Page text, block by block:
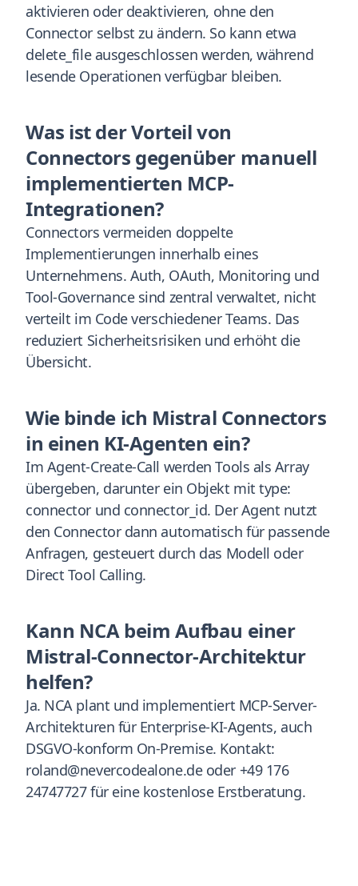
aktivieren oder deaktivieren, ohne den
Connector selbst zu ändern. So kann etwa
delete_file ausgeschlossen werden, während
lesende Operationen verfügbar bleiben.
Was ist der Vorteil von
Connectors gegenüber manuell
implementierten MCP-
Integrationen?
Connectors vermeiden doppelte
Implementierungen innerhalb eines
Unternehmens. Auth, OAuth, Monitoring und
Tool-Governance sind zentral verwaltet, nicht
verteilt im Code verschiedener Teams. Das
reduziert Sicherheitsrisiken und erhöht die
Übersicht.
Wie binde ich Mistral Connectors
in einen KI-Agenten ein?
Im Agent-Create-Call werden Tools als Array
übergeben, darunter ein Objekt mit type:
connector und connector_id. Der Agent nutzt
den Connector dann automatisch für passende
Anfragen, gesteuert durch das Modell oder
Direct Tool Calling.
Kann NCA beim Aufbau einer
Mistral-Connector-Architektur
helfen?
Ja. NCA plant und implementiert MCP-Server-
Architekturen für Enterprise-KI-Agents, auch
DSGVO-konform On-Premise. Kontakt:
roland@nevercodealone.de oder +49 176
24747727 für eine kostenlose Erstberatung.